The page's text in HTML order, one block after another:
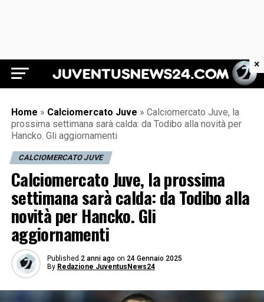
Juventus News 24
Home » Calciomercato Juve » Calciomercato Juve, la
prossima settimana sarà calda: da Todibo alla novità per
Hancko. Gli aggiornamenti
CALCIOMERCATO JUVE
Calciomercato Juve, la prossima
settimana sarà calda: da Todibo alla
novità per Hancko. Gli
aggiornamenti
Published 2 anni ago on 24 Gennaio 2025
By Redazione JuventusNews24
×